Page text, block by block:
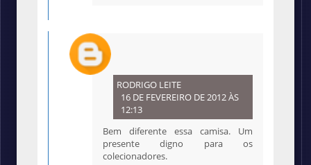
RODRIGO LEITE
16 DE FEVEREIRO DE 2012 ÀS
12:13
Bem diferente essa camisa. Um
presente digno para os
colecionadores.